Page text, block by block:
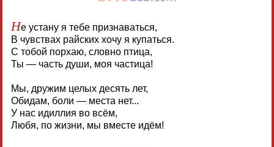
Не устану я тебе признаваться,
В чувствах райских хочу я купаться.
С тобой порхаю, словно птица,
Ты — часть души, моя частица!
Мы, дружим целых десять лет,
Обидам, боли — места нет...
У нас идиллия во всём,
Любя, по жизни, мы вместе идём!